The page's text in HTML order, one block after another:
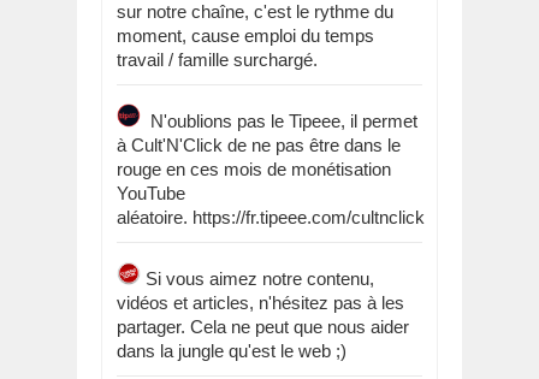
sur notre chaîne, c'est le rythme du
moment, cause emploi du temps
travail / famille surchargé.
N'oublions pas le Tipeee, il permet
à Cult'N'Click de ne pas être dans le
rouge en ces mois de monétisation
YouTube
aléatoire. https://fr.tipeee.com/cultnclick
Si vous aimez notre contenu,
vidéos et articles, n'hésitez pas à les
partager. Cela ne peut que nous aider
dans la jungle qu'est le web ;)